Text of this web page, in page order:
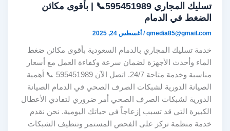
تسليك المجاري 595451989📞 | بأقوى مكائن
الضغط في الدمام
qmedia85@gmail.com
/ أغسطس 24, 2025
خدمة تسليك المجاري بالدمام السعودية بأقوى مكائن ضغط
الماء وأحدث الأجهزة لضمان سرعة وكفاءة العمل مع أسعار
مناسبة وخدمة متاحة 24/7. اتصل الآن 595451989 📞 أهمية
الصيانة الدورية لشبكات الصرف الصحي في الدمام الصيانة
الدورية لشبكات الصرف الصحي أمر ضروري لتفادي الأعطال
الكبيرة التي قد تسبب إزعاجاً في حياتك اليومية. نحن نقدم
خدمة منظمة تركز على الفحص المستمر وتنظيف الشبكات